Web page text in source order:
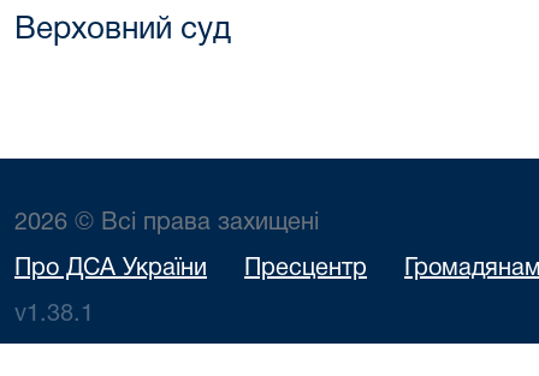
Верховний суд
2026 © Всі права захищені
Про ДСА України Пресцентр
v1.38.1